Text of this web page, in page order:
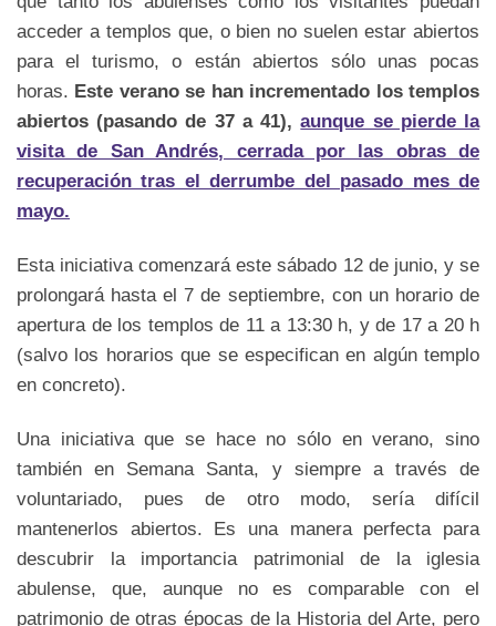
acceder a templos que, o bien no suelen estar abiertos
para el turismo, o están abiertos sólo unas pocas
horas. Este verano se han incrementado los templos
abiertos (pasando de 37 a 41),aunque se pierde la
visita de San Andrés, cerrada por las obras de
recuperación tras el derrumbe del pasado mes de
mayo.
Esta iniciativa comenzará este sábado 12 de junio, y se
prolongará hasta el 7 de septiembre, con un horario de
apertura de los templos de 11 a 13:30 h, y de 17 a 20 h
(salvo los horarios que se especifican en algún templo
en concreto).
Una iniciativa que se hace no sólo en verano, sino
también en Semana Santa, y siempre a través de
voluntariado, pues de otro modo, sería difícil
mantenerlos abiertos. Es una manera perfecta para
descubrir la importancia patrimonial de la iglesia
abulense, que, aunque no es comparable con el
patrimonio de otras épocas de la Historia del Arte, pero